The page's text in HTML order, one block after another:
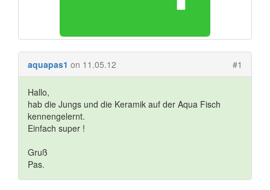
aquapas1 on 11.05.12 #1
Hallo,
hab die Jungs und die Keramik auf der Aqua Fisch
kennengelernt.
Einfach super !
Gruß
Pas.